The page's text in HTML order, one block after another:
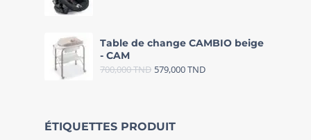
Table de change CAMBIO beige
- CAM
700,000TND 579,000TND
ÉTIQUETTES PRODUIT